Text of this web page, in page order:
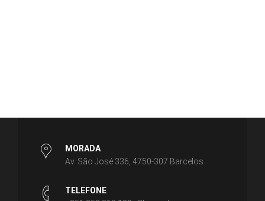
MORADA
Av. São José 336, 4750-307 Barcelos
TELEFONE